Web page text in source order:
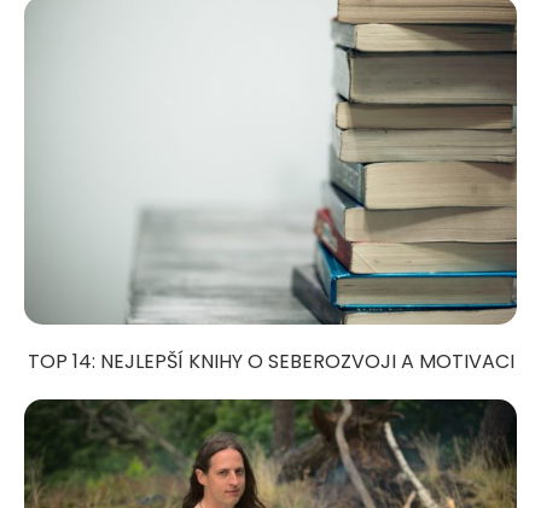
TOP 14: NEJLEPŠÍ KNIHY O SEBEROZVOJI A MOTIVACI